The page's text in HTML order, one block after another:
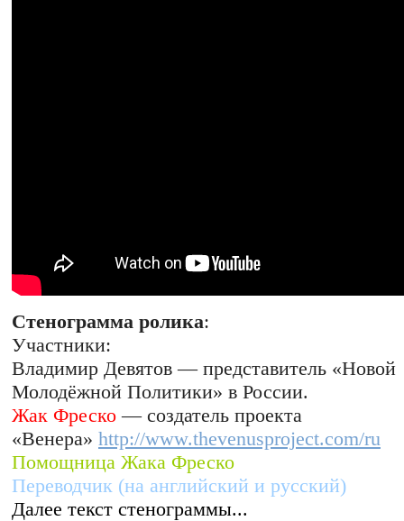
Стенограмма ролика:
Участники:
Владимир Девятов — представитель «Новой
Молодёжной Политики» в России.
Жак Фреско — создатель проекта
«Венера» http://www.thevenusproject.com/ru
Помощница Жака Фреско
Переводчик (на английский и русский)
Далее текст стенограммы...